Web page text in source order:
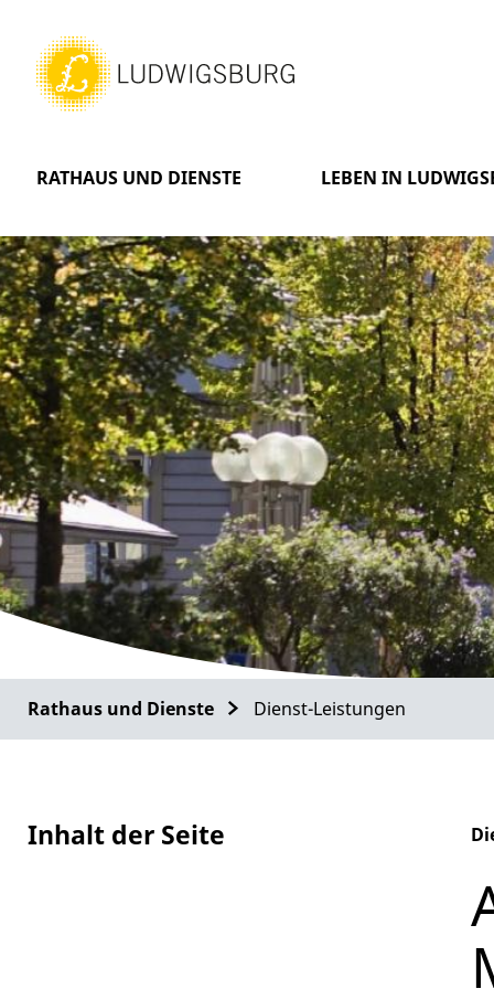
RATHAUS UND DIENSTE LEBEN IN
Rathaus und Dienste Dienst-Leistungen
Inhalt der Seite